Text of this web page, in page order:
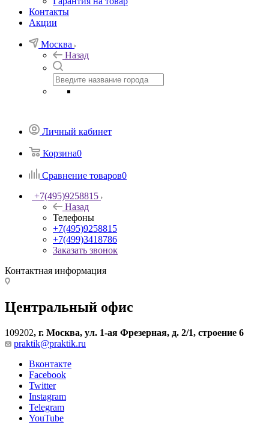
Контакты
Акции
Москва
Назад
Личный кабинет
Корзина0
Сравнение товаров0
+7(495)9258815
Назад
Телефоны
+7(495)9258815
+7(499)3418786
Заказать звонок
Контактная информация
Центральный офис
109202, г. Москва, ул. 1-ая Фрезерная, д. 2/1, строение 6
praktik@praktik.ru
Вконтакте
Facebook
Twitter
Instagram
Telegram
YouTube